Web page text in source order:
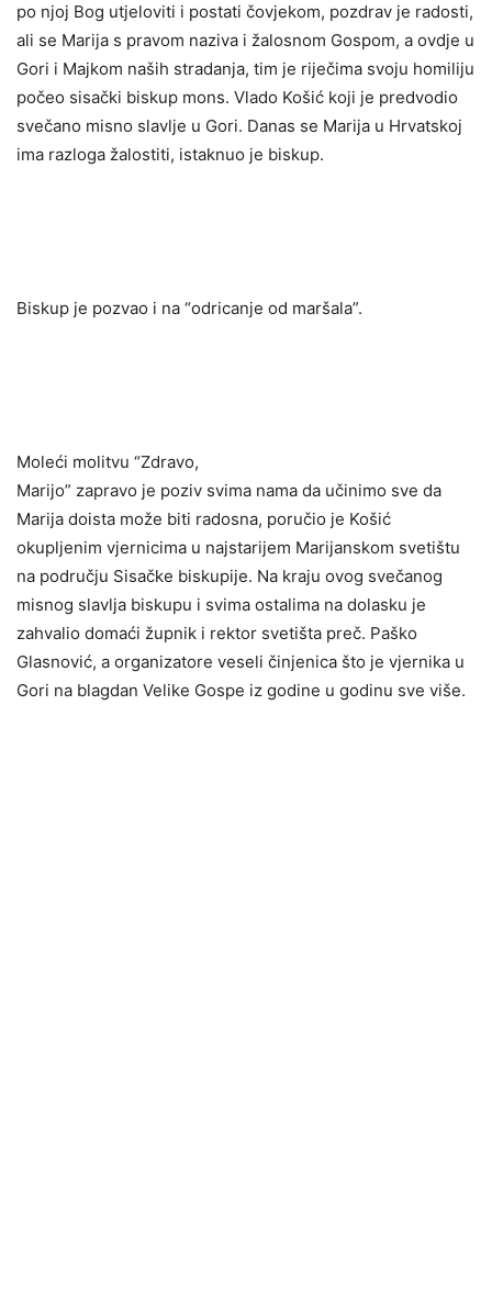
po njoj Bog utjeloviti i postati čovjekom, pozdrav je radosti,
ali se Marija s pravom naziva i žalosnom Gospom, a ovdje u
Gori i Majkom naših stradanja, tim je riječima svoju homiliju
počeo sisački biskup mons. Vlado Košić koji je predvodio
svečano misno slavlje u Gori. Danas se Marija u Hrvatskoj
ima razloga žalostiti, istaknuo je biskup.
Biskup je pozvao i na “odricanje od maršala”.
Moleći molitvu “Zdravo,
Marijo” zapravo je poziv svima nama da učinimo sve da
Marija doista može biti radosna, poručio je Košić
okupljenim vjernicima u najstarijem Marijanskom svetištu
na području Sisačke biskupije. Na kraju ovog svečanog
misnog slavlja biskupu i svima ostalima na dolasku je
zahvalio domaći župnik i rektor svetišta preč. Paško
Glasnović, a organizatore veseli činjenica što je vjernika u
Gori na blagdan Velike Gospe iz godine u godinu sve više.